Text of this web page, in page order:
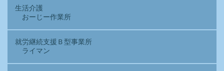
生活介護
おーじー作業所
就労継続支援Ｂ型事業所
ライマン